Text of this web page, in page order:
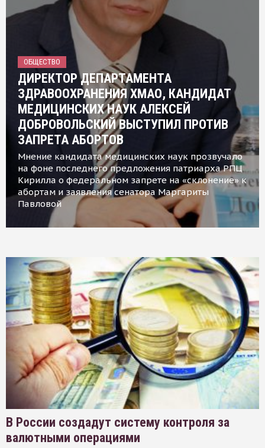
ОБЩЕСТВО
ДИРЕКТОР ДЕПАРТАМЕНТА
ЗДРАВООХРАНЕНИЯ ХМАО, КАНДИДАТ
МЕДИЦИНСКИХ НАУК АЛЕКСЕЙ
ДОБРОВОЛЬСКИЙ ВЫСТУПИЛ ПРОТИВ
ЗАПРЕТА АБОРТОВ
Мнение кандидата медицинских наук прозвучало
на фоне последнего предложения патриарха РПЦ
Кирилла о федеральном запрете на «склонение» к
абортам и заявления сенатора Маргариты
Павловой
В России создадут систему контроля за
валютными операциями